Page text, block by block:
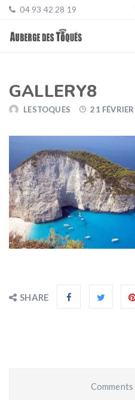
04 93 42 28 19
GALLERY8
LESTOQUES 21
SHARE